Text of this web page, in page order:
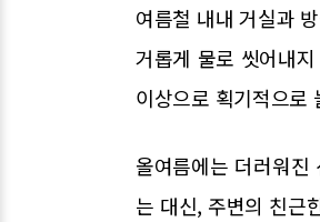
여름철 내내 거실과
거롭게 물로 씻어내
이상으로 획기적으로
올여름에는 더러워
는 대신, 주변의 친근